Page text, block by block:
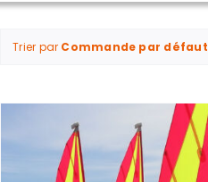
Trier par Commande par défaut